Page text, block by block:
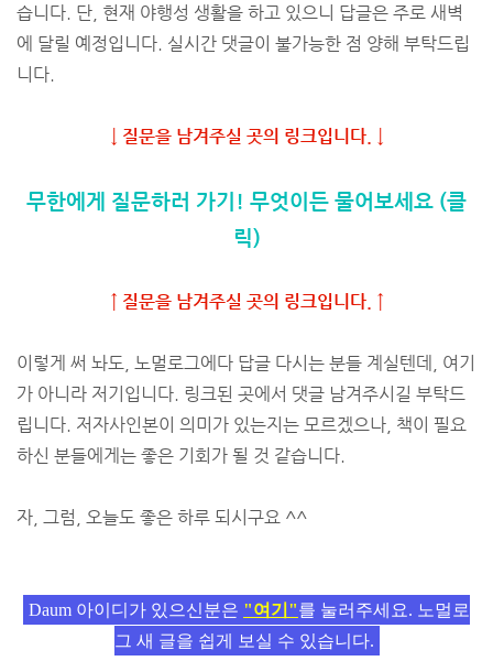
습니다. 단, 현재 야행성 생활을 하고 있으니 답글은 주로 새벽
에 달릴 예정입니다. 실시간 댓글이 불가능한 점 양해 부탁드립
니다.
↓ 질문을 남겨주실 곳의 링크입니다. ↓
무한에게 질문하러 가기! 무엇이든 물어보세요 (클
릭)
↑ 질문을 남겨주실 곳의 링크입니다. ↑
이렇게 써 놔도, 노멀로그에다 답글 다시는 분들 계실텐데, 여기
가 아니라 저기입니다. 링크된 곳에서 댓글 남겨주시길 부탁드
립니다. 저자사인본이 의미가 있는지는 모르겠으나, 책이 필요
하신 분들에게는 좋은 기회가 될 것 같습니다.
자, 그럼, 오늘도 좋은 하루 되시구요 ^^
Daum 아이디가 있으신분은 "여기"를 눌러주세요. 노멀로
그 새 글을 쉽게 보실 수 있습니다.